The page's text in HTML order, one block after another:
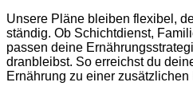
Unsere Pläne bleiben flexibel,
ständig. Ob Schichtdienst,
passen deine
dranbleibst. So erreichst du
Ernährung zu einer